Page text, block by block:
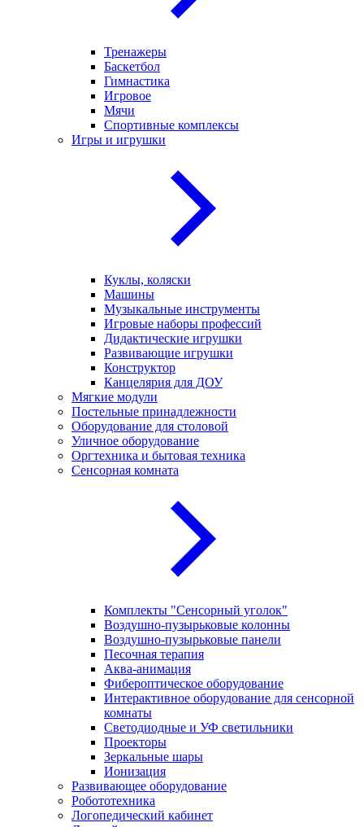
Тренажеры
Баскетбол
Гимнастика
Игровое
Мячи
Спортивные комплексы
Игры и игрушки
Куклы, коляски
Машины
Музыкальные инструменты
Игровые наборы профессий
Дидактические игрушки
Развивающие игрушки
Конструктор
Канцелярия для ДОУ
Мягкие модули
Постельные принадлежности
Оборудование для столовой
Уличное оборудование
Оргтехника и бытовая техника
Сенсорная комната
Комплекты "Сенсорный уголок"
Воздушно-пузырьковые колонны
Воздушно-пузырьковые панели
Песочная терапия
Аква-анимация
Фибероптическое оборудование
Интерактивное оборудование для сенсорной
комнаты
Светодиодные и УФ светильники
Проекторы
Зеркальные шары
Ионизация
Развивающее оборудование
Робототехника
Логопедический кабинет